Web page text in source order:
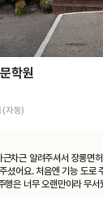
학원
(자동)
차근 알려주셔서 장롱면
셨어요. 처음엔 기능 도로
행은 너무 오랜만이라 무